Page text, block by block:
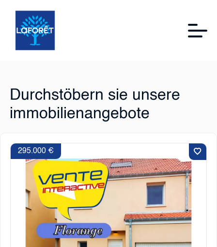
Durchstöbern sie unsere
immobilienangebote
295.000 €